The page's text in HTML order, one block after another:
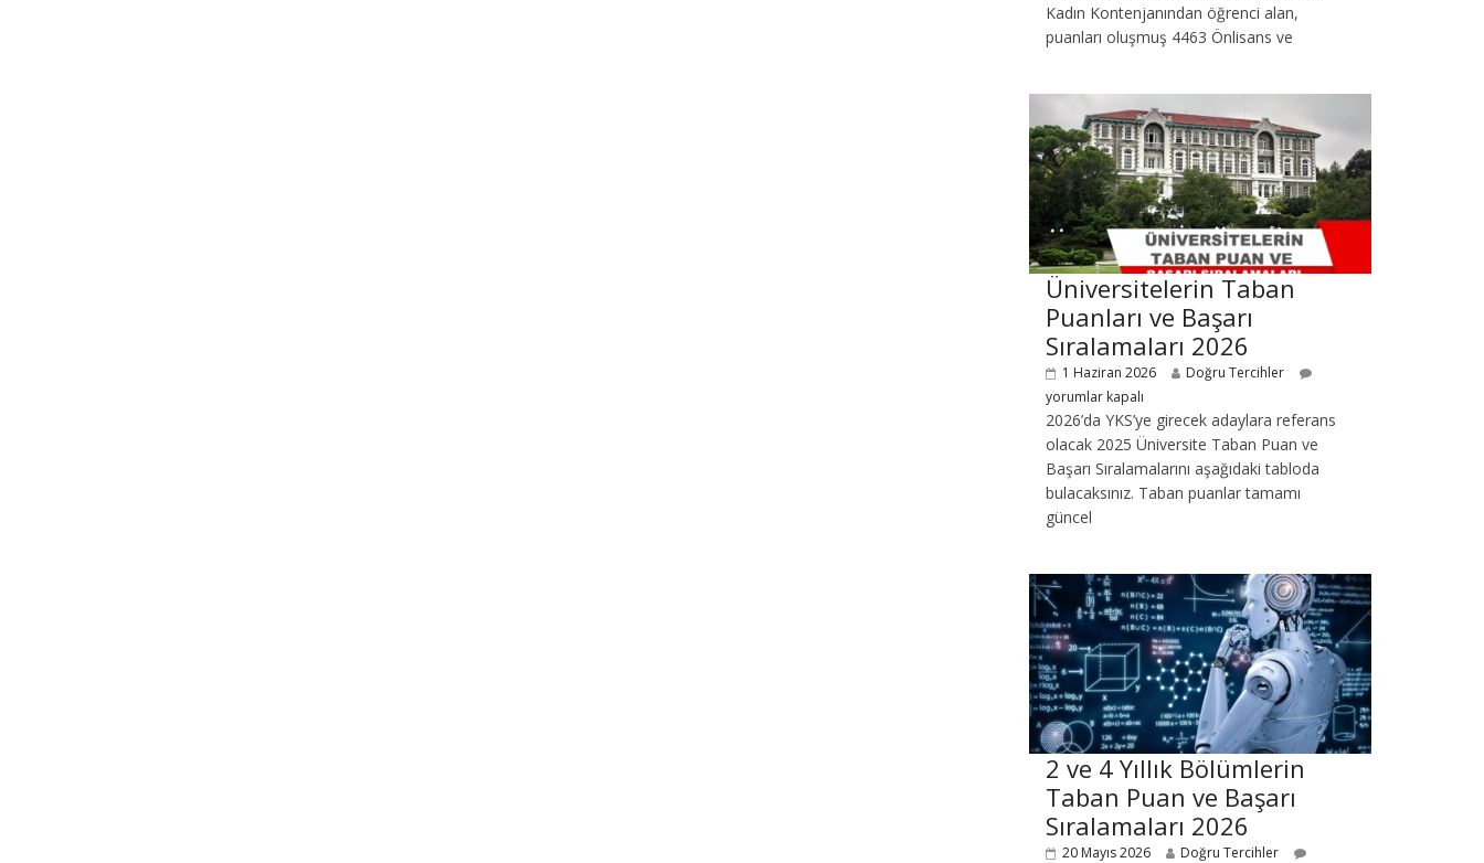
Kadın Kontenjanından öğrenci alan,
puanları oluşmuş 4463 Önlisans ve
Üniversitelerin Taban
Puanları ve Başarı
Sıralamaları 2026
1 Haziran 2026
Doğru Tercihler
yorumlar kapalı
2026’da YKS’ye girecek adaylara referans
olacak 2025 Üniversite Taban Puan ve
Başarı Sıralamalarını aşağıdaki tabloda
bulacaksınız. Taban puanlar tamamı
güncel
2 ve 4 Yıllık Bölümlerin
Taban Puan ve Başarı
Sıralamaları 2026
20 Mayıs 2026
Doğru Tercihler